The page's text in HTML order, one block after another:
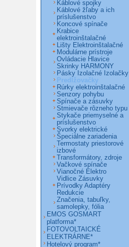
Káblové spojky
Káblové žľaby a ich
príslušenstvo
Koncové spínače
Krabice
elektroinštalačné
Lišty Elektroinštalačné
Modulárne prístroje
Ovládacie Hlavice
Skrinky HARMONY
Pásky Izolačné Izolačky
Predlžovačky
Rúrky elektroinštalačné
Senzory pohybu
Spínače a zásuvky
Stmievače rôzneho typu
Stykače priemyselné a
príslušenstvo
Svorky elektrické
Špeciálne zariadenia
Termostaty priestorové
izbové
Transformátory, zdroje
Vačkové spínače
Vianočné Elektro
Vidlice Zásuvky
Prívodky Adaptéry
Redukcie
Značenia, tabuľky,
samolepky, fólia
EMOS GOSMART
platforma*
FOTOVOLTAICKÉ
ELEKTRÁRNE*
Hotelový program*